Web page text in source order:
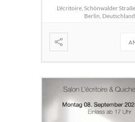
L'écritoire, Schönwalder
Berlin, Deutschland